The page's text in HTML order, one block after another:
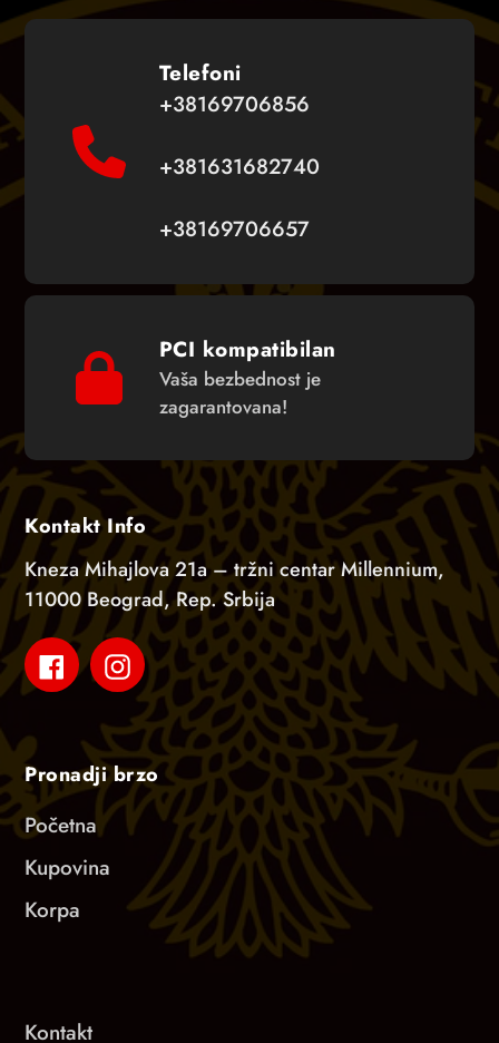
Telefoni
+38169706856
+381631682740
+38169706657
PCI kompatibilan
Vaša bezbednost je
zagarantovana!
Kontakt Info
Kneza Mihajlova 21a – tržni centar Millennium,
11000 Beograd, Rep. Srbija
FacebookInstagram
Pronadji brzo
Početna
Kupovina
Korpa
Kontakt